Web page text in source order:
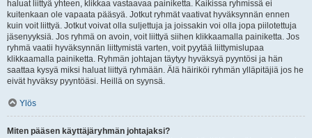
haluat liittyä yhteen, klikkaa vastaavaa painiketta. Kaikissa ryhmissä ei
kuitenkaan ole vapaata pääsyä. Jotkut ryhmät vaativat hyväksynnän ennen
kuin voit liittyä. Jotkut voivat olla suljettuja ja joissakin voi olla jopa piilotettuja
jäsenyyksiä. Jos ryhmä on avoin, voit liittyä siihen klikkaamalla painiketta. Jos
ryhmä vaatii hyväksynnän liittymistä varten, voit pyytää liittymislupaa
klikkaamalla painiketta. Ryhmän johtajan täytyy hyväksyä pyyntösi ja hän
saattaa kysyä miksi haluat liittyä ryhmään. Älä häiriköi ryhmän ylläpitäjiä jos he
eivät hyväksy pyyntöäsi. Heillä on syynsä.
Ylös
Miten pääsen käyttäjäryhmän johtajaksi?